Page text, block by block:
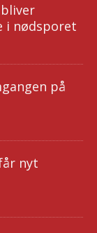
i nødsporet
på
nyt